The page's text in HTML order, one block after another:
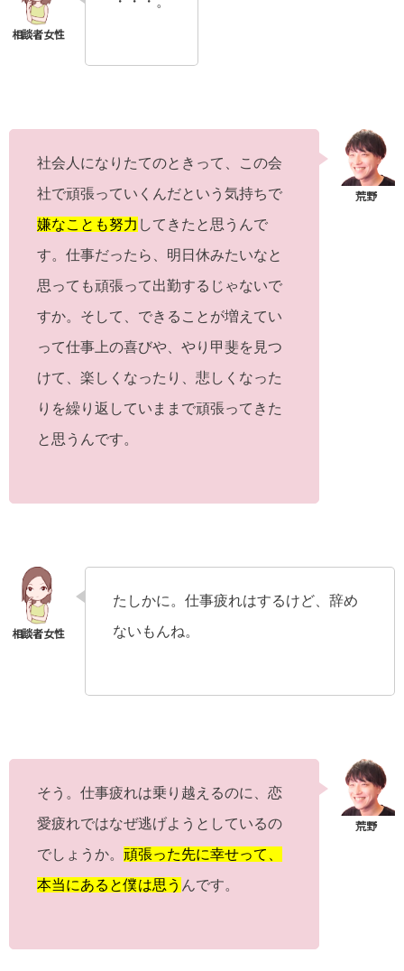
社会人になりたてのときって、この会
社で頑張っていくんだという気持ちで
嫌なことも努力 してきたと思うんで
す。仕事だったら、明日休みたいなと
思っても頑張って出勤するじゃないで
すか。そして、できることが増えてい
って仕事上の喜びや、やり甲斐を見つ
けて、楽しくなったり、悲しくなった
りを繰り返していままで頑張ってきた
と思うんです。
たしかに。仕事疲れはするけど、辞め
ないもんね。
そう。仕事疲れは乗り越えるのに、恋
愛疲れではなぜ逃げようとしているの
でしょうか。 頑張った先に幸せって、
本当にあると僕は思う んです。